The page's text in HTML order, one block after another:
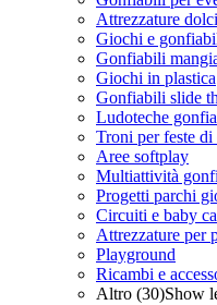
Attrezzature
Giochi e
Gonfiabili
Giochi in plastica
Gonfiabili slide
Ludoteche
Troni per feste
Aree softplay
Multiattività
Progetti parchi
Circuiti e baby
Attrezzature per
Playground
Ricambi e
Altro (30)Show